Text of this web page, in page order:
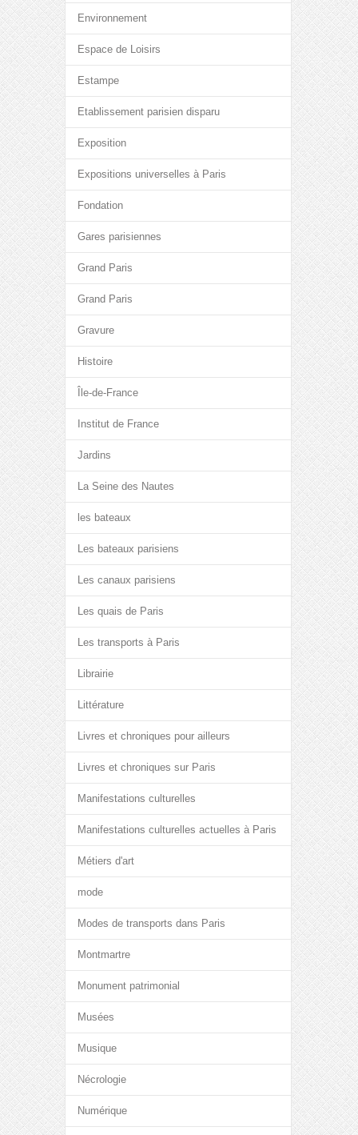
Environnement
Espace de Loisirs
Estampe
Etablissement parisien disparu
Exposition
Expositions universelles à Paris
Fondation
Gares parisiennes
Grand Paris
Grand Paris
Gravure
Histoire
Île-de-France
Institut de France
Jardins
La Seine des Nautes
les bateaux
Les bateaux parisiens
Les canaux parisiens
Les quais de Paris
Les transports à Paris
Librairie
Littérature
Livres et chroniques pour ailleurs
Livres et chroniques sur Paris
Manifestations culturelles
Manifestations culturelles actuelles à Paris
Métiers d'art
mode
Modes de transports dans Paris
Montmartre
Monument patrimonial
Musées
Musique
Nécrologie
Numérique